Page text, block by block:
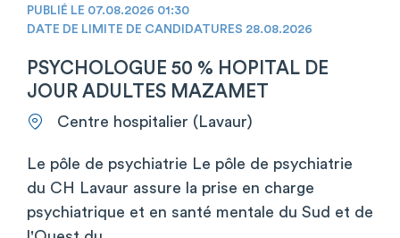
PUBLIÉ LE 07.08.2026 01:30
DATE DE LIMITE DE CANDIDATURES 28.08.2026
PSYCHOLOGUE 50 % HOPITAL DE
JOUR ADULTES MAZAMET
Centre hospitalier (Lavaur)
Le pôle de psychiatrie Le pôle de psychiatrie
du CH Lavaur assure la prise en charge
psychiatrique et en santé mentale du Sud et de